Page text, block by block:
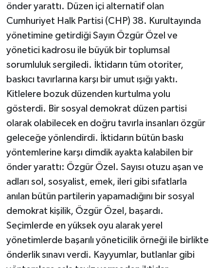
önder yarattı. Düzen içi alternatif olan
Cumhuriyet Halk Partisi (CHP) 38. Kurultayında
yönetimine getirdiği Sayın Özgür Özel ve
yönetici kadrosu ile büyük bir toplumsal
sorumluluk sergiledi. İktidarın tüm otoriter,
baskıcı tavırlarına karşı bir umut ışığı yaktı.
Kitlelere bozuk düzenden kurtulma yolu
gösterdi. Bir sosyal demokrat düzen partisi
olarak olabilecek en doğru tavırla insanları özgür
geleceğe yönlendirdi. İktidarın bütün baskı
yöntemlerine karşı dimdik ayakta kalabilen bir
önder yarattı: Özgür Özel. Sayısı otuzu aşan ve
adları sol, sosyalist, emek, ileri gibi sıfatlarla
anılan bütün partilerin yapamadığını bir sosyal
demokrat kişilik, Özgür Özel, başardı.
Seçimlerde en yüksek oyu alarak yerel
yönetimlerde başarılı yöneticilik örneği ile birlikte
önderlik sınavı verdi. Kayyumlar, butlanlar gibi